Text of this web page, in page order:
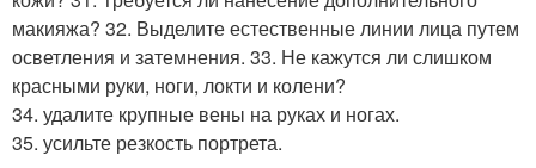
макияжа? 32. Выделите естественные линии лица путем
осветления и затемнения. 33. Не кажутся ли слишком
красными руки, ноги, локти и колени?
34. удалите крупные вены на руках и ногах.
35. усильте резкость портрета.